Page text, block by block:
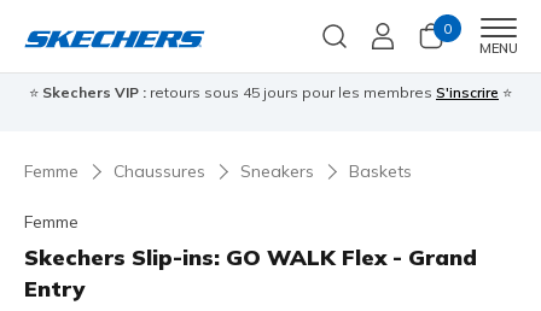
0
MENU
⭐ Skechers VIP : retours sous 45 jours pour les membres S'inscrire ⭐
Femme Chaussures Sneakers Baskets
Femme
Skechers Slip-ins: GO WALK Flex - Grand
Entry